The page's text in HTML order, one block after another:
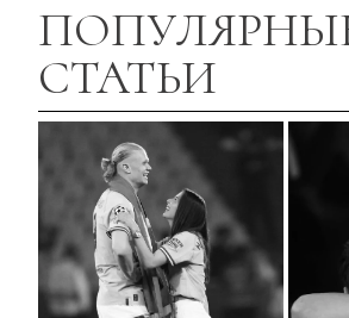
СТАТЬИ